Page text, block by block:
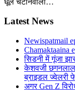
Latest News
Newispatmail
Chamaktaaina
सिडनी में गूंजा
केशवजी छगनलाल
ब्राइडल ज्वेलरी
अगर Gen Z